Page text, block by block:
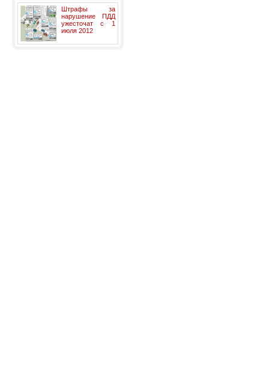
Штрафы за
нарушение ПДД
ужесточат с 1
июля 2012